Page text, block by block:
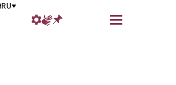
Выбранный язык
RU
Меню